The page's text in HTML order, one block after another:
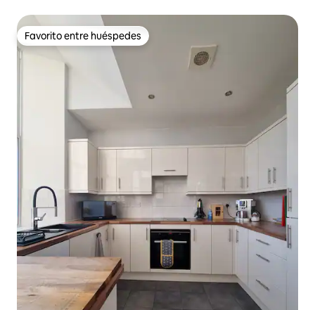
Favorito entre huéspedes
Favorito entre huéspedes